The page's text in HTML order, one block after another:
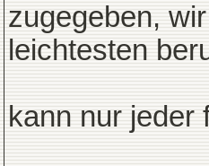
zugegeben,
leichtesten
kann nur jeder